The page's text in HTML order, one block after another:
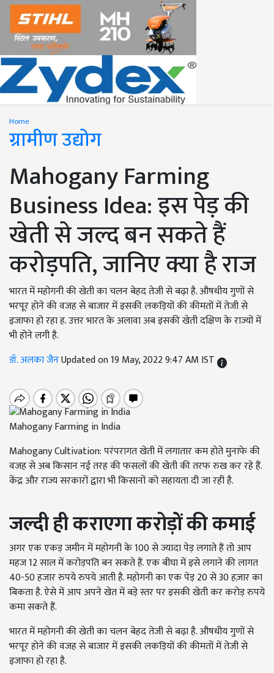
Home
ग्रामीण उद्योग
Mahogany Farming
Business Idea: इस पेड़ की
खेती से जल्द बन सकते हैं
करोड़पति, जानिए क्या है राज
भारत में महोगनी की खेती का चलन बेहद तेजी से बढ़ा है. औषधीय गुणों से
भरपूर होने की वजह से बाजार में इसकी लकड़ियों की कीमतों में तेजी से
इजाफा हो रहा ह. उत्तर भारत के अलावा अब इसकी खेती दक्षिण के राज्यों में
भी होने लगी है.
डॉ. अलका जैनUpdated on 19 May, 2022 9:47 AM IST
Mahogany Farming in India
Mahogany Cultivation: परंपरागत खेती में लगातार कम होते मुनाफे की
वजह से अब किसान नई तरह की फसलों की खेती की तरफ रुख कर रहे हैं.
केंद्र और राज्य सरकारों द्वारा भी किसानों को सहायता दी जा रही है.
जल्दी ही कराएगा करोड़ों की कमाई
अगर एक एकड़ जमीन में महोगनी के 100 से ज्यादा पेड़ लगाते हैं तो आप
महज 12 साल में करोड़पति बन सकते हैं. एक बीघा में इसे लगाने की लागत
40-50 हजार रुपये रुपये आती है. महोगनी का एक पेड़ 20 से 30 हज़ार का
बिकता है. ऐसे में आप अपने खेत में बड़े स्तर पर इसकी खेती कर करोड़ रुपये
कमा सकते हैं.
भारत में महोगनी की खेती का चलन बेहद तेजी से बढ़ा है. औषधीय गुणों से
भरपूर होने की वजह से बाजार में इसकी लकड़ियों की कीमतों में तेजी से
इजाफा हो रहा है.